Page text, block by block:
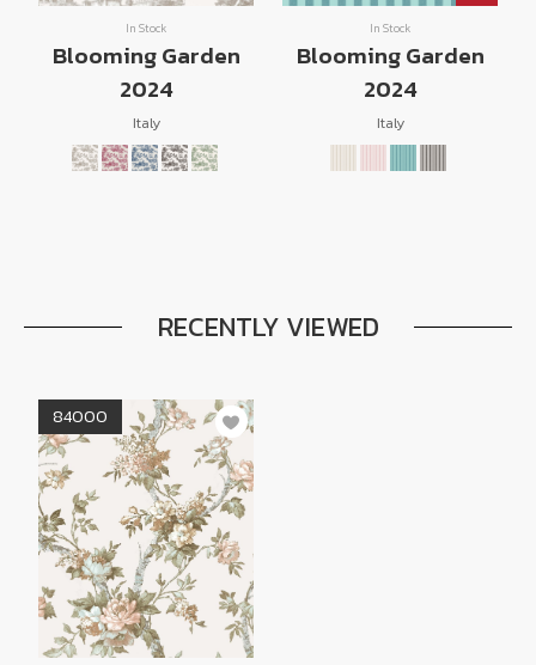
In Stock
Blooming Garden
2024
Italy
In Stock
Blooming Garden
2024
Italy
RECENTLY VIEWED
84000